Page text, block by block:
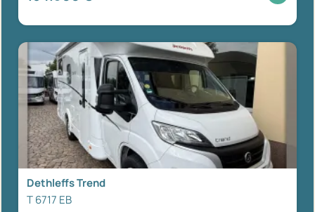
Dethleffs Trend
T 6717 EB